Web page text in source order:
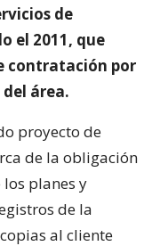
de
el 2011, que
contratación por
área.
proyecto de
de la obligación
planes y
de la
al cliente